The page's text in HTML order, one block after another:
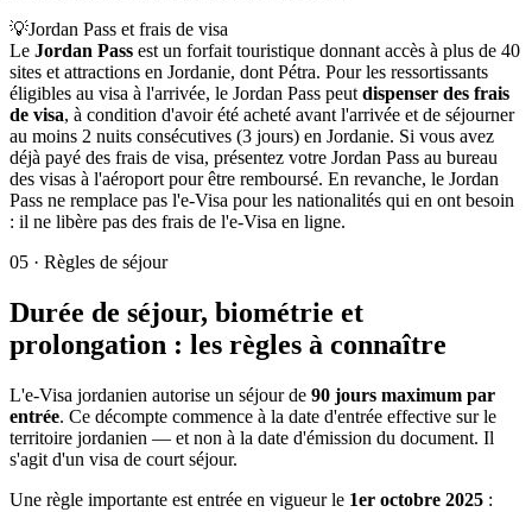
💡Jordan Pass et frais de visa
Le Jordan Pass est un forfait touristique donnant accès à plus de 40
sites et attractions en Jordanie, dont Pétra. Pour les ressortissants
éligibles au visa à l'arrivée, le Jordan Pass peut dispenser des frais
de visa, à condition d'avoir été acheté avant l'arrivée et de séjourner
au moins 2 nuits consécutives (3 jours) en Jordanie. Si vous avez
déjà payé des frais de visa, présentez votre Jordan Pass au bureau
des visas à l'aéroport pour être remboursé. En revanche, le Jordan
Pass ne remplace pas l'e-Visa pour les nationalités qui en ont besoin
: il ne libère pas des frais de l'e-Visa en ligne.
05 · Règles de séjour
Durée de séjour, biométrie et
prolongation : les règles à connaître
L'e-Visa jordanien autorise un séjour de 90 jours maximum par
entrée. Ce décompte commence à la date d'entrée effective sur le
territoire jordanien — et non à la date d'émission du document. Il
s'agit d'un visa de court séjour.
Une règle importante est entrée en vigueur le 1er octobre 2025 :